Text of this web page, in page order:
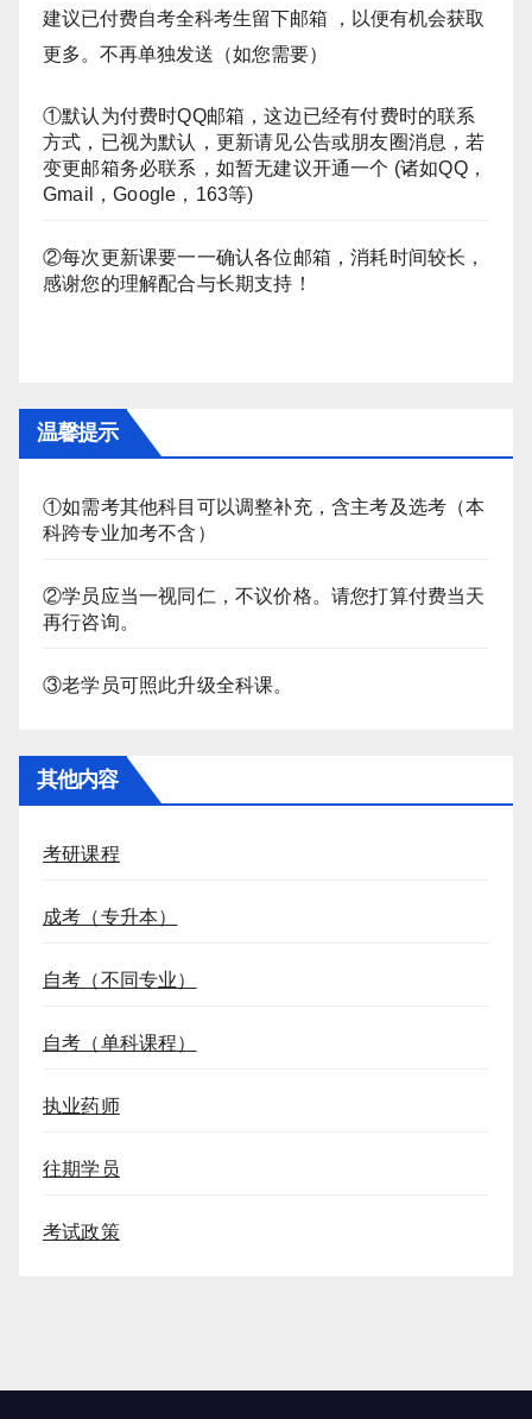
建议已付费自考全科考生留下邮箱 ，以便有机会获取
更多。不再单独发送（如您需要）
①默认为付费时QQ邮箱，这边已经有付费时的联系
方式，已视为默认，更新请见公告或朋友圈消息，若
变更邮箱务必联系，如暂无建议开通一个 (诸如QQ，
Gmail，Google，163等)
②每次更新课要一一确认各位邮箱，消耗时间较长，
感谢您的理解配合与长期支持！
温馨提示
①如需考其他科目可以调整补充，含主考及选考（本
科跨专业加考不含）
②学员应当一视同仁，不议价格。请您打算付费当天
再行咨询。
③老学员可照此升级全科课。
其他内容
考研课程
成考（专升本）
自考（不同专业）
自考（单科课程）
执业药师
往期学员
考试政策